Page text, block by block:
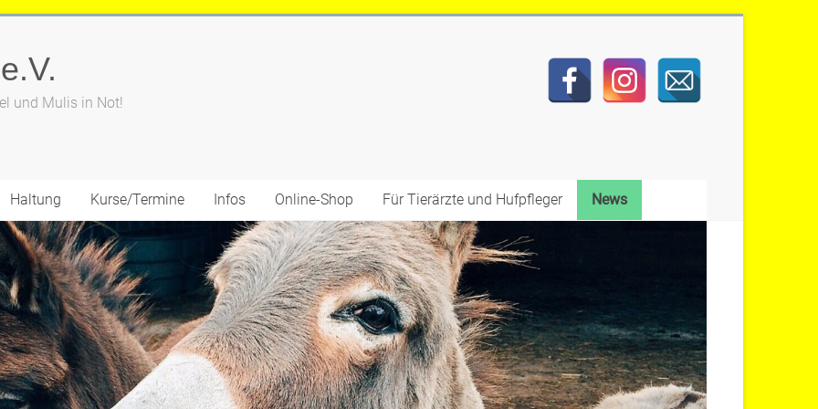
und Mulis in Not!
Haltung Kurse/Termine Infos Online-Shop Für Tierärzte und Hufpfleger News